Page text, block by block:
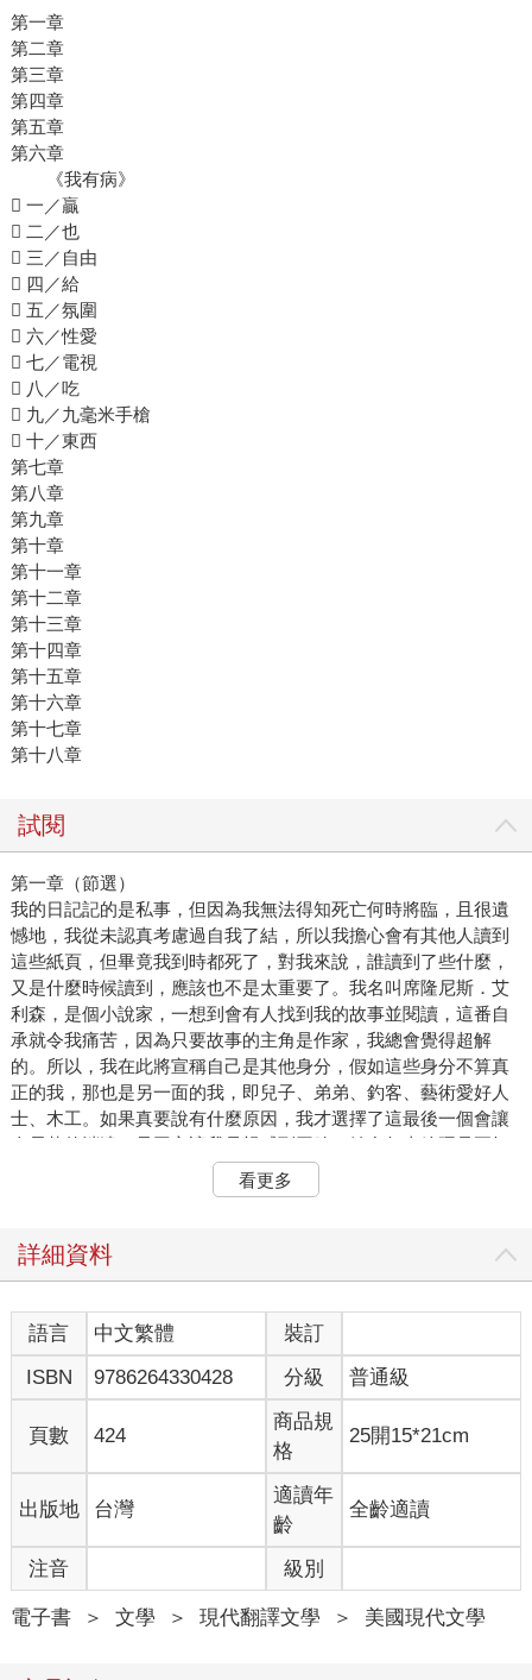
第一章
第二章
第三章
第四章
第五章
第六章
《我有病》
 一／贏
 二／也
 三／自由
 四／給
 五／氛圍
 六／性愛
 七／電視
 八／吃
 九／九毫米手槍
 十／東西
第七章
第八章
第九章
第十章
第十一章
第十二章
第十三章
第十四章
第十五章
第十六章
第十七章
第十八章
試閱
第一章（節選）
我的日記記的是私事，但因為我無法得知死亡何時將臨，且很遺
憾地，我從未認真考慮過自我了結，所以我擔心會有其他人讀到
這些紙頁，但畢竟我到時都死了，對我來說，誰讀到了些什麼，
又是什麼時候讀到，應該也不是太重要了。我名叫席隆尼斯．艾
利森，是個小說家，一想到會有人找到我的故事並閱讀，這番自
承就令我痛苦，因為只要故事的主角是作家，我總會覺得超解
的。所以，我在此將宣稱自己是其他身分，假如這些身分不算真
正的我，那也是另一面的我，即兒子、弟弟、釣客、藝術愛好人
士、木工。如果真要說有什麼原因，我才選擇了這最後一個會讓
人長繭的消遣，只因它讓我母親感到丟臉，她多年來總硬是要把
我的小卡車叫作旅行車。我是席隆尼斯．艾利森，叫我孟克。
布夏州、亞利桑那州、喬治亞州有著蒼白膚色的白人警察也曾經
艾瑞莎．富蘭克林、查理．帕克、雷．庫德，黑膠唱片和CD都
聽。我在哈佛以最優等的成績畢業，每分每秒都恨透那裡了。我
數學很好，我不會跳舞。我不是在市中心的貧民區或南方的鄉下
長大的，我的家族在安納波利斯附近有一座平房。我阿公是醫
生，我爸是醫生，我哥和我姐也都是醫生。
讀大學時，我是黑豹黨的成員（雖然那邊跟倒了差不多），主要
是因為我覺得必須證明自己夠黑。我所生活社會裡的一些人，那
些所謂的黑人，說我不夠黑，而社會稱為白人的那些人，也有人
告訴我一樣的事，這種說法，主要都是關於我的小說，來自拒絕
了我稿子的編輯和顯然被我搞到一頭霧水的書評，有時候，則是
在籃球場上，在我投丟球並碎念著哎唷喂呀時，以下來自某個書
評：
看更多
詳細資料
語言 中文繁體
裝訂
ISBN
9786264330428 分級 普通級
頁數 424
商品規
格
25開15*21cm
出版地 台灣
適讀年
齡
全齡適讀
注音 級別
電子書 ＞ 文學 ＞ 現代翻譯文學 ＞ 美國現代文學